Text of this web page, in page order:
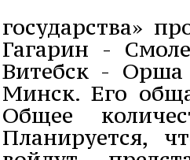
государства»
Гагарин -
Витебск -
Минск. Его
Общее
Планируется,